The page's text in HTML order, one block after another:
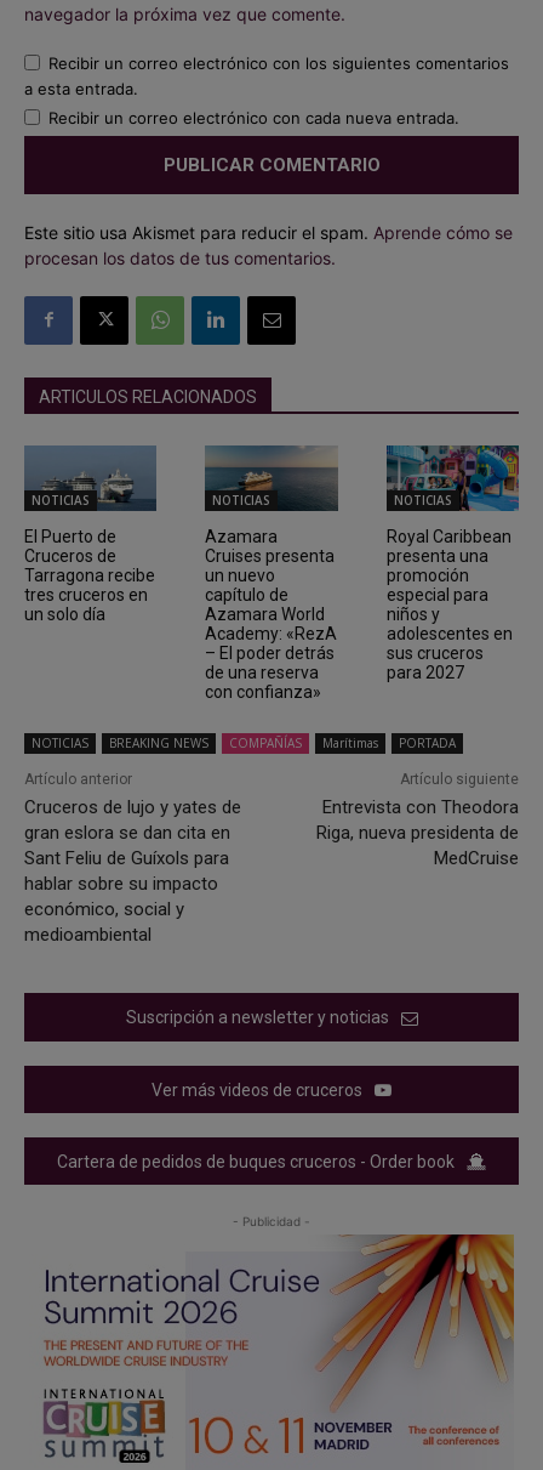
navegador la próxima vez que comente.
Recibir un correo electrónico con los siguientes comentarios
a esta entrada.
Recibir un correo electrónico con cada nueva entrada.
Este sitio usa Akismet para reducir el spam. Aprende cómo se
procesan los datos de tus comentarios.
ARTICULOS RELACIONADOS
NOTICIAS
El Puerto de
Cruceros de
Tarragona recibe
tres cruceros en
un solo día
NOTICIAS
Azamara
Cruises presenta
un nuevo
capítulo de
Azamara World
Academy: «RezA
– El poder detrás
de una reserva
con confianza»
NOTICIAS
Royal Caribbean
presenta una
promoción
especial para
niños y
adolescentes en
sus cruceros
para 2027
NOTICIAS BREAKING NEWS COMPAÑÍAS Marítimas PORTADA
Artículo anterior
Cruceros de lujo y yates de
gran eslora se dan cita en
Sant Feliu de Guíxols para
hablar sobre su impacto
económico, social y
medioambiental
Artículo siguiente
Entrevista con Theodora
Riga, nueva presidenta de
MedCruise
Suscripción a newsletter y noticias
Ver más videos de cruceros
Cartera de pedidos de buques cruceros - Order book
- Publicidad -